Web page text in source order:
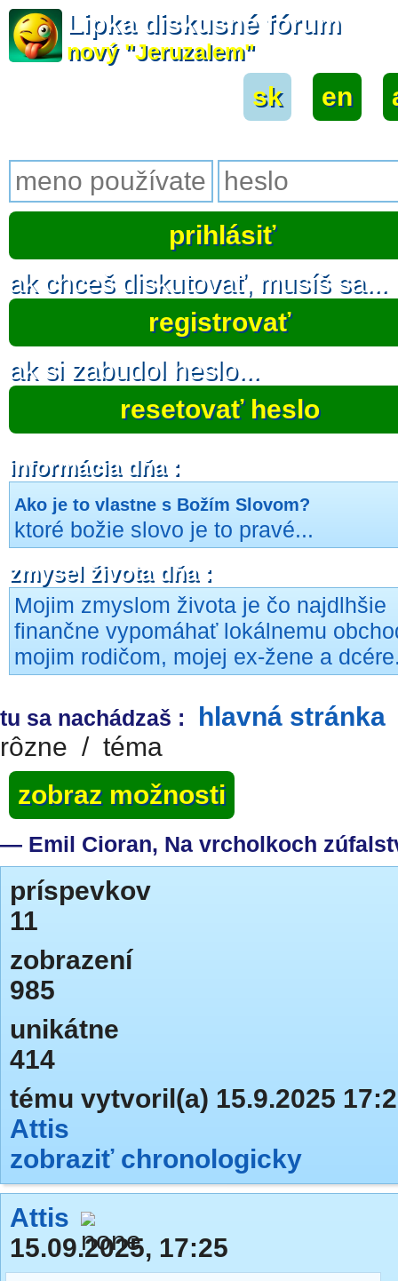
Lipka diskusné fórum
nový "Jeruzalem"
sk en
ak chceš diskutovať, musíš sa...
registrovať
ak si zabudol heslo...
resetovať heslo
informácia dňa :
Ako je to vlastne s Božím Slovom?
ktoré božie slovo je to pravé...
zmysel života dňa :
Mojim zmyslom života je čo najdlhšie
finančne vypomáhať lokálnemu
mojim rodičom, mojej ex-žene a
tu sa nachádzaš : hlavná stránka
rôzne / téma
zobraz možnosti
― Emil Cioran, Na vrcholkoch
príspevkov
11
zobrazení
985
unikátne
414
tému vytvoril(a) 15.9.2025
Attis
zobraziť chronologicky
Attis
15.09.2025, 17:25